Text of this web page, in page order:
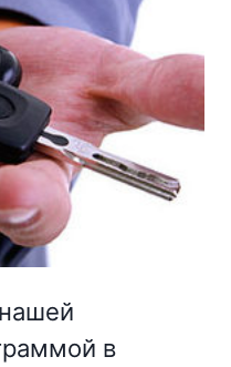
в